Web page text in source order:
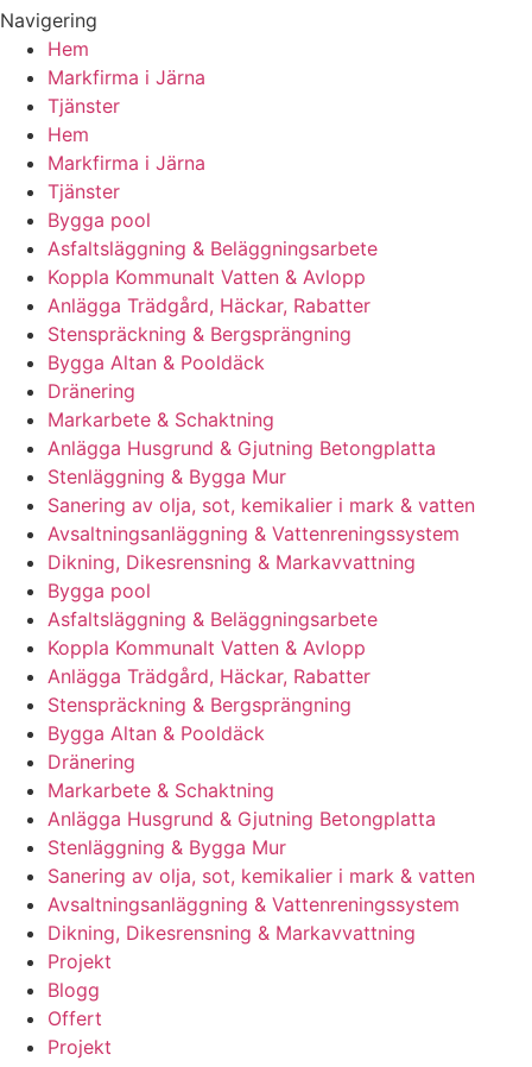
Navigering
Hem
Markfirma i Järna
Tjänster
Hem
Markfirma i Järna
Tjänster
Bygga pool
Asfaltsläggning & Beläggningsarbete
Koppla Kommunalt Vatten & Avlopp
Anlägga Trädgård, Häckar, Rabatter
Stenspräckning & Bergsprängning
Bygga Altan & Pooldäck
Dränering
Markarbete & Schaktning
Anlägga Husgrund & Gjutning Betongplatta
Stenläggning & Bygga Mur
Sanering av olja, sot, kemikalier i mark & vatten
Avsaltningsanläggning & Vattenreningssystem
Dikning, Dikesrensning & Markavvattning
Bygga pool
Asfaltsläggning & Beläggningsarbete
Koppla Kommunalt Vatten & Avlopp
Anlägga Trädgård, Häckar, Rabatter
Stenspräckning & Bergsprängning
Bygga Altan & Pooldäck
Dränering
Markarbete & Schaktning
Anlägga Husgrund & Gjutning Betongplatta
Stenläggning & Bygga Mur
Sanering av olja, sot, kemikalier i mark & vatten
Avsaltningsanläggning & Vattenreningssystem
Dikning, Dikesrensning & Markavvattning
Projekt
Blogg
Offert
Projekt